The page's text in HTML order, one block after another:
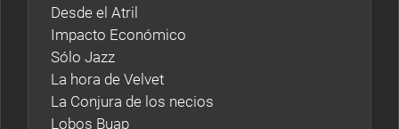
Desde el Atril
Impacto Económico
Sólo Jazz
La hora de Velvet
La Conjura de los necios
Lobos Buap